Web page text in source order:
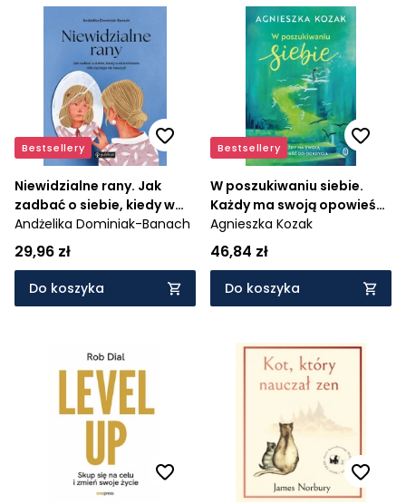
Bestsellery
Niewidzialne rany. Jak
zadbać o siebie, kiedy w
dzieciństwie nikt cię tego
nie nauczył
Andżelika Dominiak-Banach
29,96 zł
Do koszyka
Bestsellery
W poszukiwaniu siebie.
Każdy ma swoją opowieść
do odkrycia
Agnieszka Kozak
46,84 zł
Do koszyka